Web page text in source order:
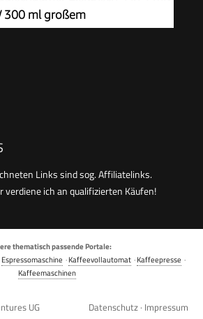
und kalt, heiße Schokolade,
silber
300 ml großem
Links sind sog. Affiliatelinks.
verdiene ich an qualifizierten Käufen!
thematisch passende Portale:
Espressomaschine ·Kaffeevollautomat·Kaffeepresse ·
Kaffeemaschinen
UG Datenschutz · Impressum